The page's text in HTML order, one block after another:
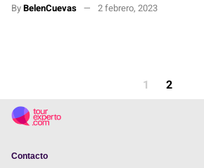
ByBelenCuevas 2 febrero, 2023
1 2
Contacto